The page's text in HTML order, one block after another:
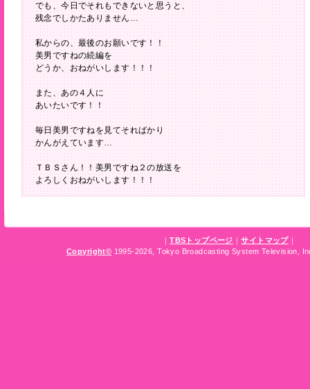
でも、今日でそれもできないと思うと、
残念でしかたありません…
私からの、最後のお願いです！！
美男ですねの続編を
どうか、おねがいします！！！
また、あの４人に
あいたいです！！
毎日美男ですねを見てそればかり
かんがえています…
ＴＢＳさん！！美男ですね２の放送を
よろしくおねがいします！！！
｜TBSトップページ ｜サイトマップ｜
Copyright© 1995-2026, Tokyo Broadcasting System Television,